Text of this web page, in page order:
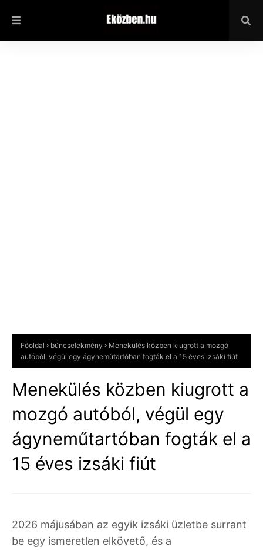
Főoldal bűncselekmény
Menekülés közben kiugrott a mozgó
autóból, végül egy ágyneműtartóban fogták el a 15 éves izsáki fiút
Menekülés közben kiugrott a
mozgó autóból, végül egy
ágyneműtartóban fogták el a
15 éves izsáki fiút
2026 májusában az egyik izsáki üzletbe surrant
be egy ismeretlen elkövető, és a